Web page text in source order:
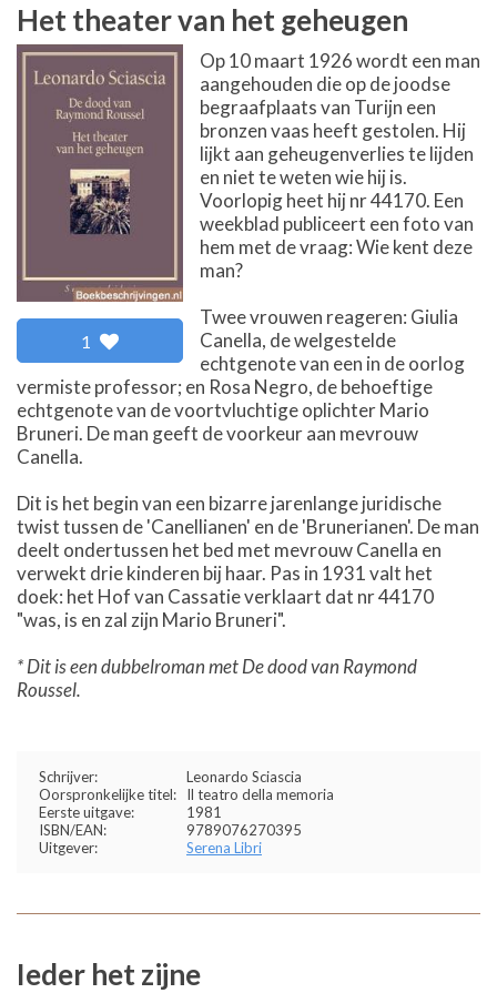
Het theater van het geheugen
1
Op 10 maart 1926 wordt een man
aangehouden die op de joodse
begraafplaats van Turijn een
bronzen vaas heeft gestolen. Hij
lijkt aan geheugenverlies te lijden
en niet te weten wie hij is.
Voorlopig heet hij nr 44170. Een
weekblad publiceert een foto van
hem met de vraag: Wie kent deze
man?
Twee vrouwen reageren: Giulia
Canella, de welgestelde
echtgenote van een in de oorlog
vermiste professor; en Rosa Negro, de behoeftige
echtgenote van de voortvluchtige oplichter Mario
Bruneri. De man geeft de voorkeur aan mevrouw
Canella.
Dit is het begin van een bizarre jarenlange juridische
twist tussen de 'Canellianen' en de 'Brunerianen'. De man
deelt ondertussen het bed met mevrouw Canella en
verwekt drie kinderen bij haar. Pas in 1931 valt het
doek: het Hof van Cassatie verklaart dat nr 44170
"was, is en zal zijn Mario Bruneri".
* Dit is een dubbelroman met De dood van Raymond
Roussel.
Schrijver:
Leonardo Sciascia
Oorspronkelijke titel:
Il teatro della memoria
Eerste uitgave:
1981
ISBN/EAN:
9789076270395
Uitgever:
Serena Libri
Ieder het zijne